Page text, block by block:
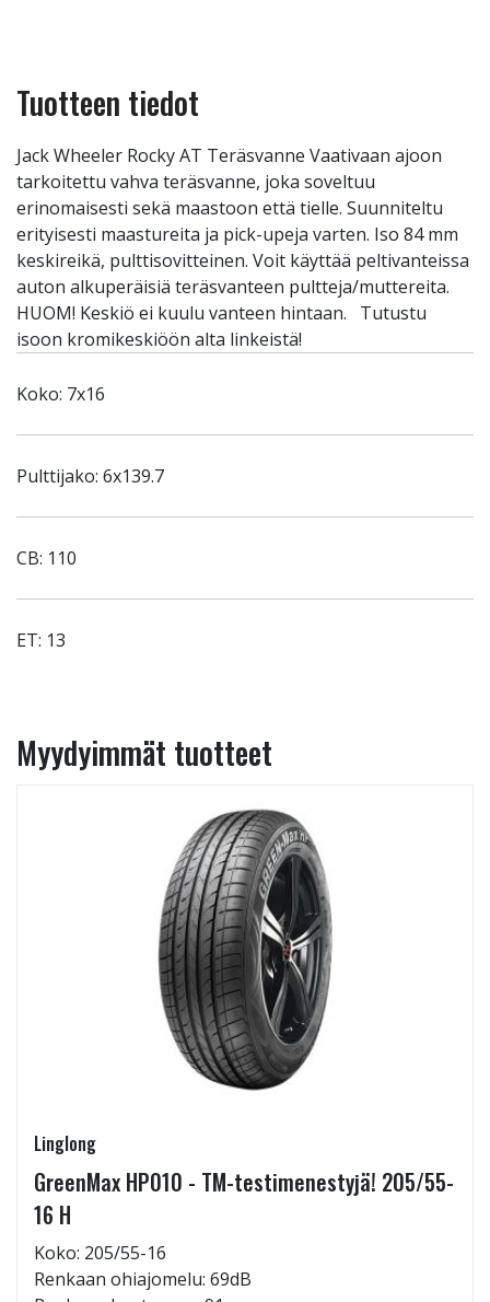
Tuotteen tiedot
Jack Wheeler Rocky AT Teräsvanne Vaativaan ajoon
tarkoitettu vahva teräsvanne, joka soveltuu
erinomaisesti sekä maastoon että tielle. Suunniteltu
erityisesti maastureita ja pick-upeja varten. Iso 84 mm
keskireikä, pulttisovitteinen. Voit käyttää peltivanteissa
auton alkuperäisiä teräsvanteen pultteja/muttereita.
HUOM! Keskiö ei kuulu vanteen hintaan. Tutustu
isoon kromikeskiöön alta linkeistä!
Koko: 7x16
Pulttijako: 6x139.7
CB: 110
ET: 13
Myydyimmät tuotteet
Linglong
GreenMax HP010 - TM-testimenestyjä! 205/55-
16 H
Koko: 205/55-16
Renkaan ohiajomelu: 69dB